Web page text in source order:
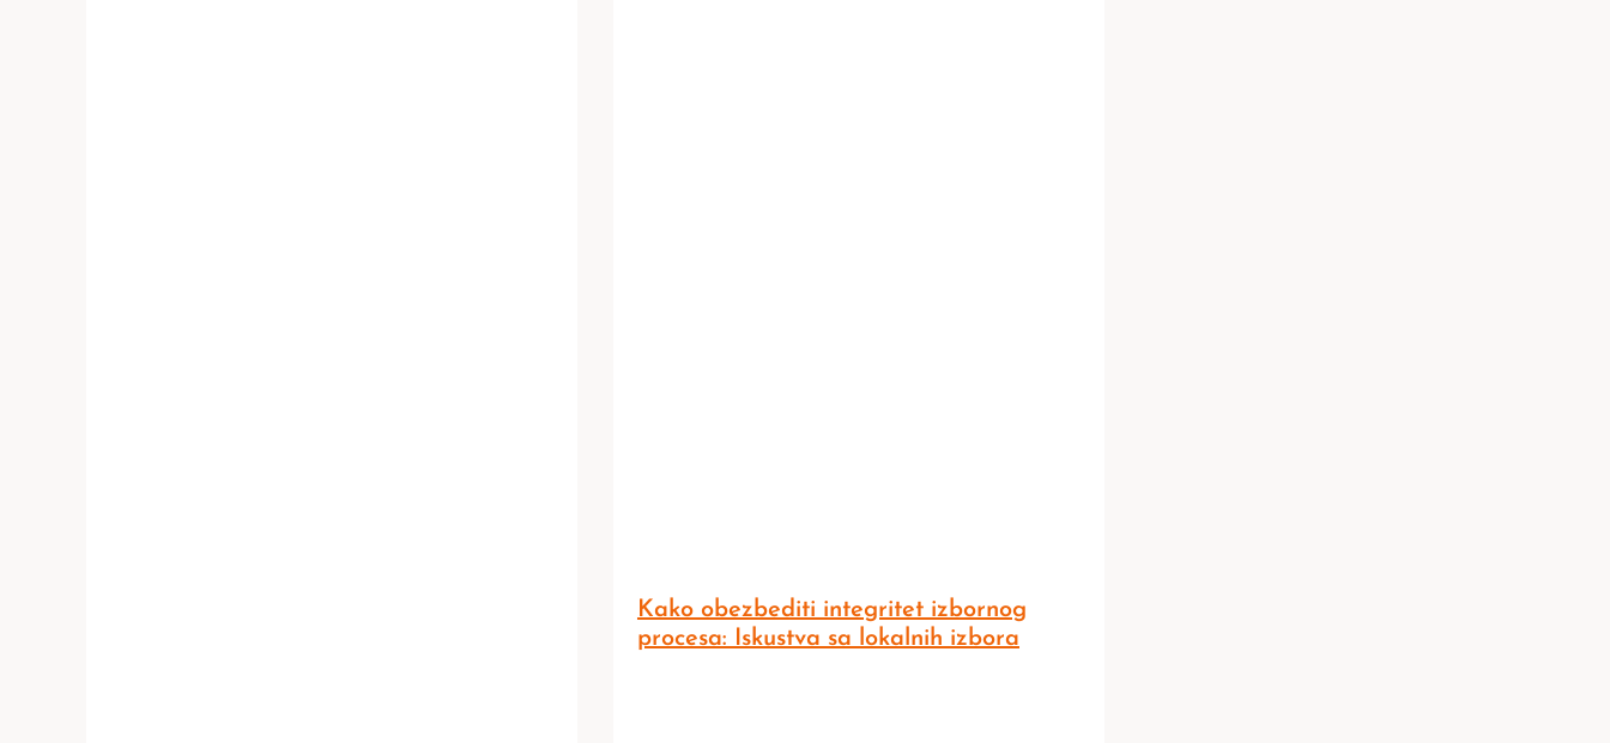
Kako obezbediti integritet izbornog
procesa: Iskustva sa lokalnih izbora